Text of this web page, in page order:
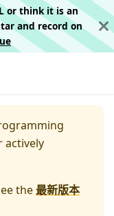
or think it is an
and record on
actively
the最新版本